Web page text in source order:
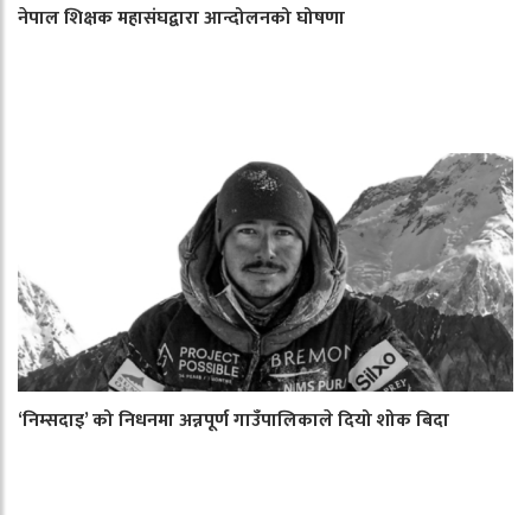
नेपाल शिक्षक महासंघद्वारा आन्दोलनको घोषणा
‘निम्सदाइ’ को निधनमा अन्नपूर्ण गाउँपालिकाले दियो शोक बिदा